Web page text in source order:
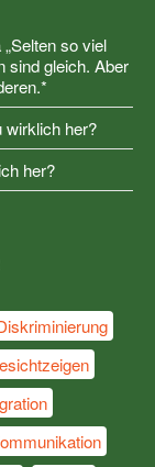
so viel
sind gleich. Aber
wirklich her?
her?